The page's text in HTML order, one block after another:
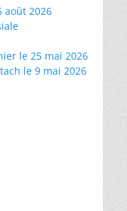
août 2026
le 25 mai 2026
le 9 mai 2026